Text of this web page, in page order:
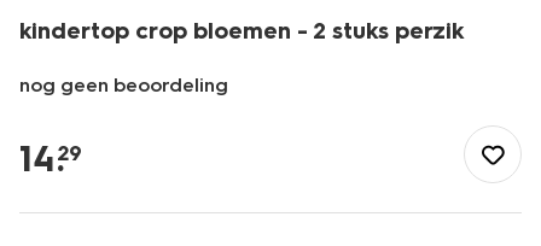
kindertop crop bloemen - 2 stuks perzik
nog geen beoordeling
be/kind/kinderonder-
nachtmode/kinderondergoed/meisjesondergoed/kindertop-
bloemen-
14.
29